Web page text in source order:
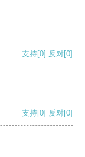
支持[0] 反对[0]
支持[0] 反对[0]